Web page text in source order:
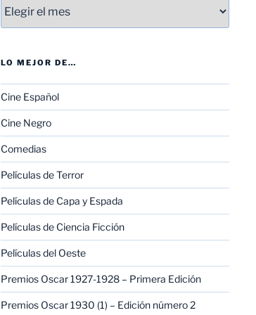
LO MEJOR DE…
Cine Español
Cine Negro
Comedias
Películas de Terror
Películas de Capa y Espada
Películas de Ciencia Ficción
Películas del Oeste
Premios Oscar 1927-1928 – Primera Edición
Premios Oscar 1930 (1) – Edición número 2